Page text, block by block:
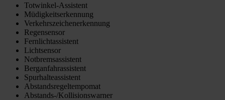
Totwinkel-Assistent
Müdigkeitserkennung
Verkehrszeichenerkennung
Regensensor
Fernlichtassistent
Lichtsensor
Notbremsassistent
Berganfahrassistent
Spurhalteassistent
Abstandsregeltempomat
Abstands-/Kollisionswarner